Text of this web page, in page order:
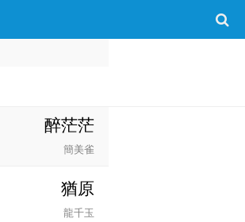
醉茫茫
簡美雀
猶原
龍千玉